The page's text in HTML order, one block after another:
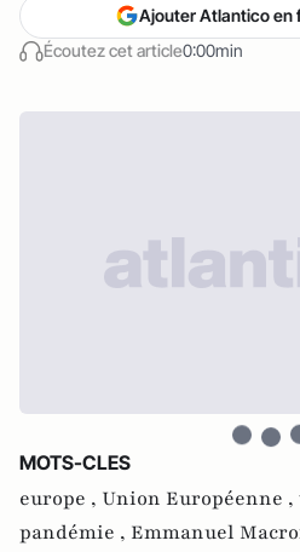
Écoutez cet article0:00min
Ajouter Atlantico en
MOTS-CLES
europe , Union Européenne ,
pandémie , Emmanuel